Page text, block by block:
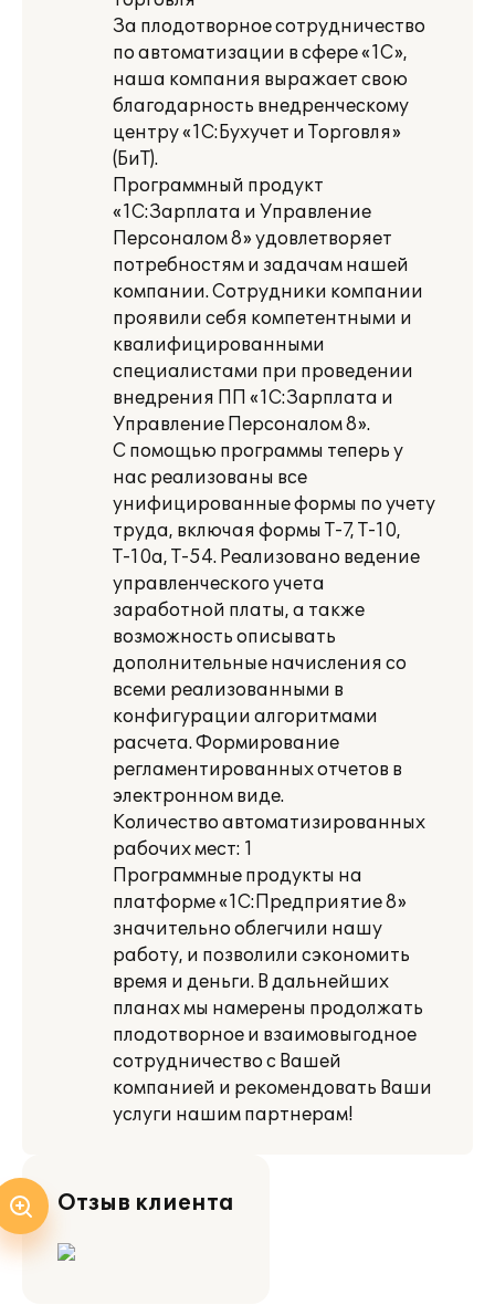
За плодотворное сотрудничество
по автоматизации в сфере «1С»,
наша компания выражает свою
благодарность внедренческому
центру «1С:Бухучет и Торговля»
(БиТ).
Программный продукт
«1С:Зарплата и Управление
Персоналом 8» удовлетворяет
потребностям и задачам нашей
компании. Сотрудники компании
проявили себя компетентными и
квалифицированными
специалистами при проведении
внедрения ПП «1С:Зарплата и
Управление Персоналом 8».
С помощью программы теперь у
нас реализованы все
унифицированные формы по учету
труда, включая формы Т-7, Т-10,
Т-10а, Т-54. Реализовано ведение
управленческого учета
заработной платы, а также
возможность описывать
дополнительные начисления со
всеми реализованными в
конфигурации алгоритмами
расчета. Формирование
регламентированных отчетов в
электронном виде.
Количество автоматизированных
рабочих мест: 1
Программные продукты на
платформе «1С:Предприятие 8»
значительно облегчили нашу
работу, и позволили сэкономить
время и деньги. В дальнейших
планах мы намерены продолжать
плодотворное и взаимовыгодное
сотрудничество с Вашей
компанией и рекомендовать Ваши
услуги нашим партнерам!
Отзыв клиента